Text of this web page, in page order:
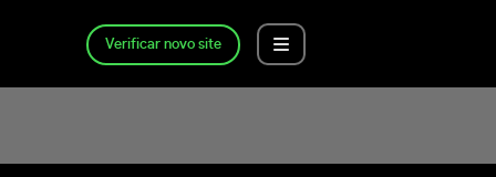
Verificar novo site